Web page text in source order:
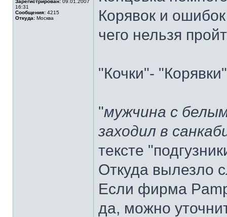
Зарегистрирован: 09.01.2007
16:31
Сообщения: 4215
Откуда: Москва
Корявок и
чего нельзя
"Кочки"-
"мужчина с
заходил в
тексте
Откуда вылезло
Если фирма
да, можно